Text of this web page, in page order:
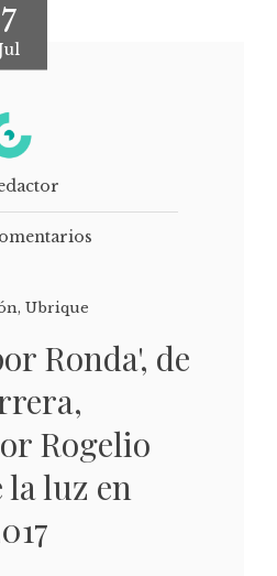
7
, Ubrique
Ronda', de
Rogelio
la luz en